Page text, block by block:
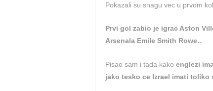
Pokazali su snagu vec u prvom
Prvi gol zabio je igrac Aston
Arsenala Emile Smith Rowe..
Pisao sam i tada kako englezi
jako tesko ce Izrael imati toliko